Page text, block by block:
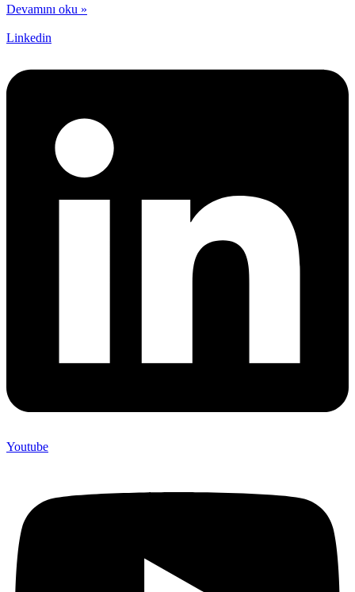
Devamını oku »
Linkedin
Youtube